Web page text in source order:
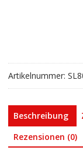
Artikelnummer:
Beschreibung
Rezensionen (0)